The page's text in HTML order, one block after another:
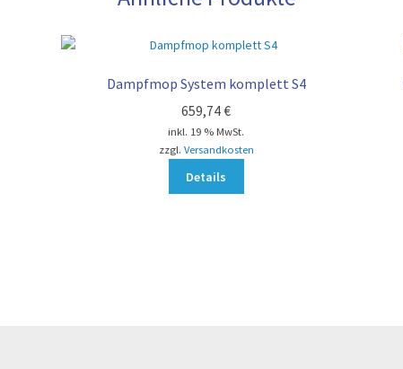
Dampfmop System komplett S4
659,74€
inkl. 19 % MwSt.
zzgl. Versandkosten
Details